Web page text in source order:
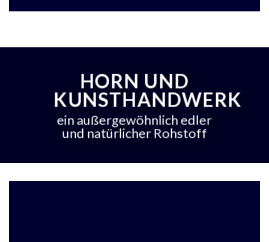
HORN UND
KUNSTHANDWERK
ein außergewöhnlich edler
und natürlicher Rohstoff